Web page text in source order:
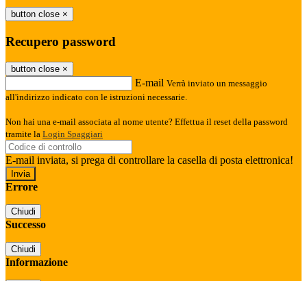
button close ×
Recupero password
button close ×
E-mail Verrà inviato un messaggio
all'indirizzo indicato con le istruzioni necessarie.
Non hai una e-mail associata al nome utente? Effettua il reset della password
tramite la Login Spaggiari
E-mail inviata, si prega di controllare la casella di posta elettronica!
Errore
Chiudi
Successo
Chiudi
Informazione